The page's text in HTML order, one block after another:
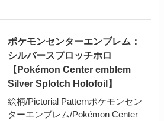
ポケモンセンターエンブレム：
シルバースプロッチホロ
【Pokémon Center emblem
Silver Splotch Holofoil】
絵柄/Pictorial Patternポケモンセン
ターエンブレム/Pokémon Center